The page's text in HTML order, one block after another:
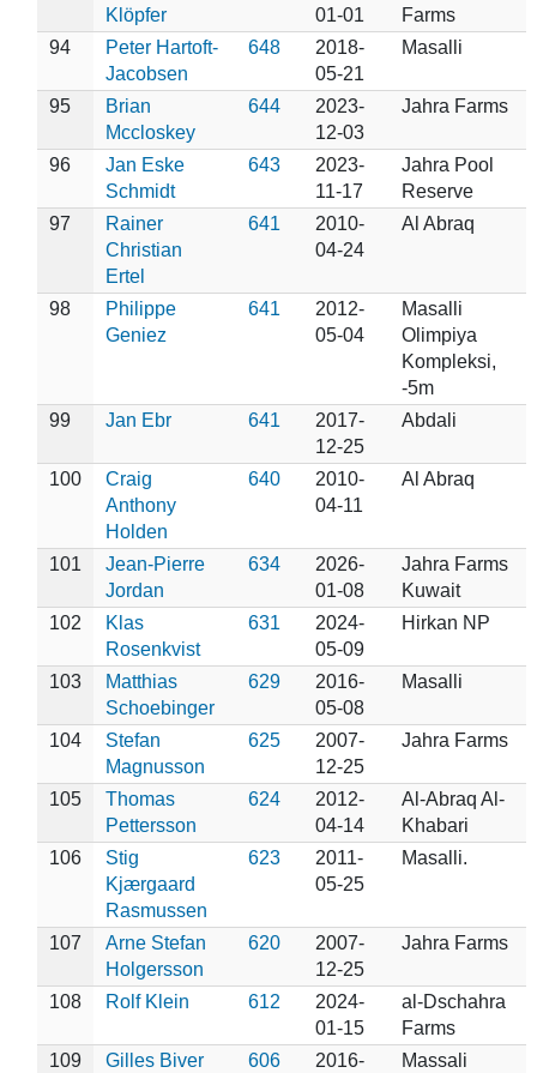
Klöpfer
01-01
Farms
94
Peter Hartoft-
Jacobsen
648
2018-
05-21
Masalli
95
Brian
Mccloskey
644
2023-
12-03
Jahra Farms
96
Jan Eske
Schmidt
643
2023-
11-17
Jahra Pool
Reserve
97
Rainer
Christian
Ertel
641
2010-
04-24
Al Abraq
98
Philippe
Geniez
641
2012-
05-04
Masalli
Olimpiya
Kompleksi,
-5m
99
Jan Ebr 641
2017-
12-25
Abdali
100
Craig
Anthony
Holden
640
2010-
04-11
Al Abraq
101
Jean-Pierre
Jordan
634
2026-
01-08
Jahra Farms
Kuwait
102
Klas
Rosenkvist
631
2024-
05-09
Hirkan NP
103
Matthias
Schoebinger
629
2016-
05-08
Masalli
104
Stefan
Magnusson
625
2007-
12-25
Jahra Farms
105
Thomas
Pettersson
624
2012-
04-14
Al-Abraq Al-
Khabari
106
Stig
Kjærgaard
Rasmussen
623
2011-
05-25
Masalli.
107
Arne Stefan
Holgersson
620
2007-
12-25
Jahra Farms
108 Rolf Klein 612
2024-
01-15
al-Dschahra
Farms
109
Gilles Biver 606 2016- Massali